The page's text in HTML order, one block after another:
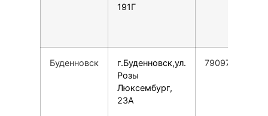
191Г
Буденновск
г.Буденновск,ул.
Розы
Люксембург,
23А
79097627273